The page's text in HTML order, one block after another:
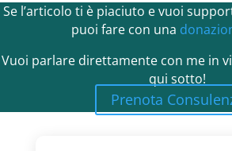
Se l’articolo ti è piaciuto e vuoi
puoi fare con una
Vuoi parlare direttamente con me in
qui sotto!
Prenota